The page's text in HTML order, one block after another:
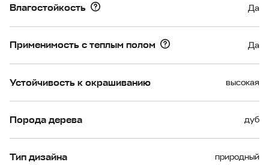
Влагостойкость Да
Применимость с теплым полом Да
Устойчивость к окрашиванию высокая
Порода дерева дуб
Тип дизайна природный